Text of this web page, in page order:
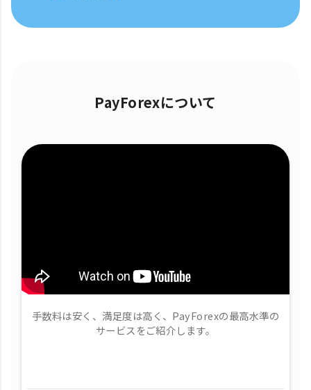
PayForexについて
手数料は安く、満足度は高く、PayForexの最高水準の
サービスをご紹介します。